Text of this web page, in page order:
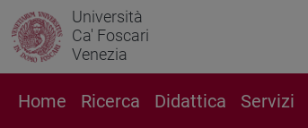
Università
Ca' Foscari
Venezia
Home Ricerca Didattica Servizi